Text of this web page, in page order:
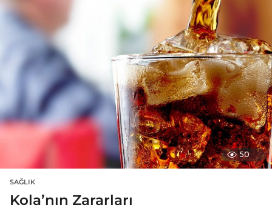
50
SAĞLIK
Kola’nın Zararları